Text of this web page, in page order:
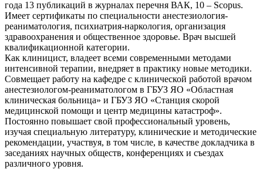
года 13 публикаций в журналах перечня ВАК, 10 – Scopus.
Имеет сертификаты по специальности анестезиология-
реаниматология, психиатрия-наркология, организация
здравоохранения и общественное здоровье. Врач высшей
квалификационной категории.
Как клиницист, владеет всеми современными методами
интенсивной терапии, внедряет в практику новые методики.
Совмещает работу на кафедре с клинической работой врачом
анестезиологом-реаниматологом в ГБУЗ ЯО «Областная
клиническая больница» и ГБУЗ ЯО «Станция скорой
медицинской помощи и центр медицины катастроф».
Постоянно повышает свой профессиональный уровень,
изучая специальную литературу, клинические и методические
рекомендации, участвуя, в том числе, в качестве докладчика в
заседаниях научных обществ, конференциях и съездах
различного уровня.